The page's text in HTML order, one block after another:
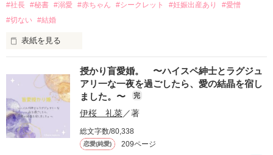
真面目な医療秘書
エリート脳外科医
神楽　雅史　33歳
＊＊＊＊＊＊
「一度手に入れた以上
#社長 #秘書 #溺愛 #赤ちゃん #シークレット #妊娠出産あり
#愛憎
#切ない #結婚
表紙を見る
大村グループSOWA食品専務秘書の立花紗耶香は、容姿端麗、
冷徹で、彼氏もたくさんいるように思われている。
しかし本当の紗耶香は３歳の子供を育てるシングルマザー。
そんな時、大きな仕事で息子の父親である東和祥吾と再会す
る。酷い捨てられ方をした祥吾に子供の存在を伝えるつもりの
ない紗耶香。
しかし祥吾にバレてしまい…。
授かり盲愛婚。 〜ハイスペ紳士とラグジュ
アリ一な一夜を過ごしたら、愛の結晶を宿し
ました。〜
完
伊桜 礼菜／著
総文字数/80,338
恋愛(純愛) 209ページ